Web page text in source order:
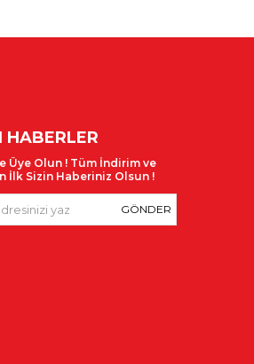
HABERLER
Üye Olun ! Tüm İndirim ve
İlk Sizin Haberiniz Olsun !
GÖNDER